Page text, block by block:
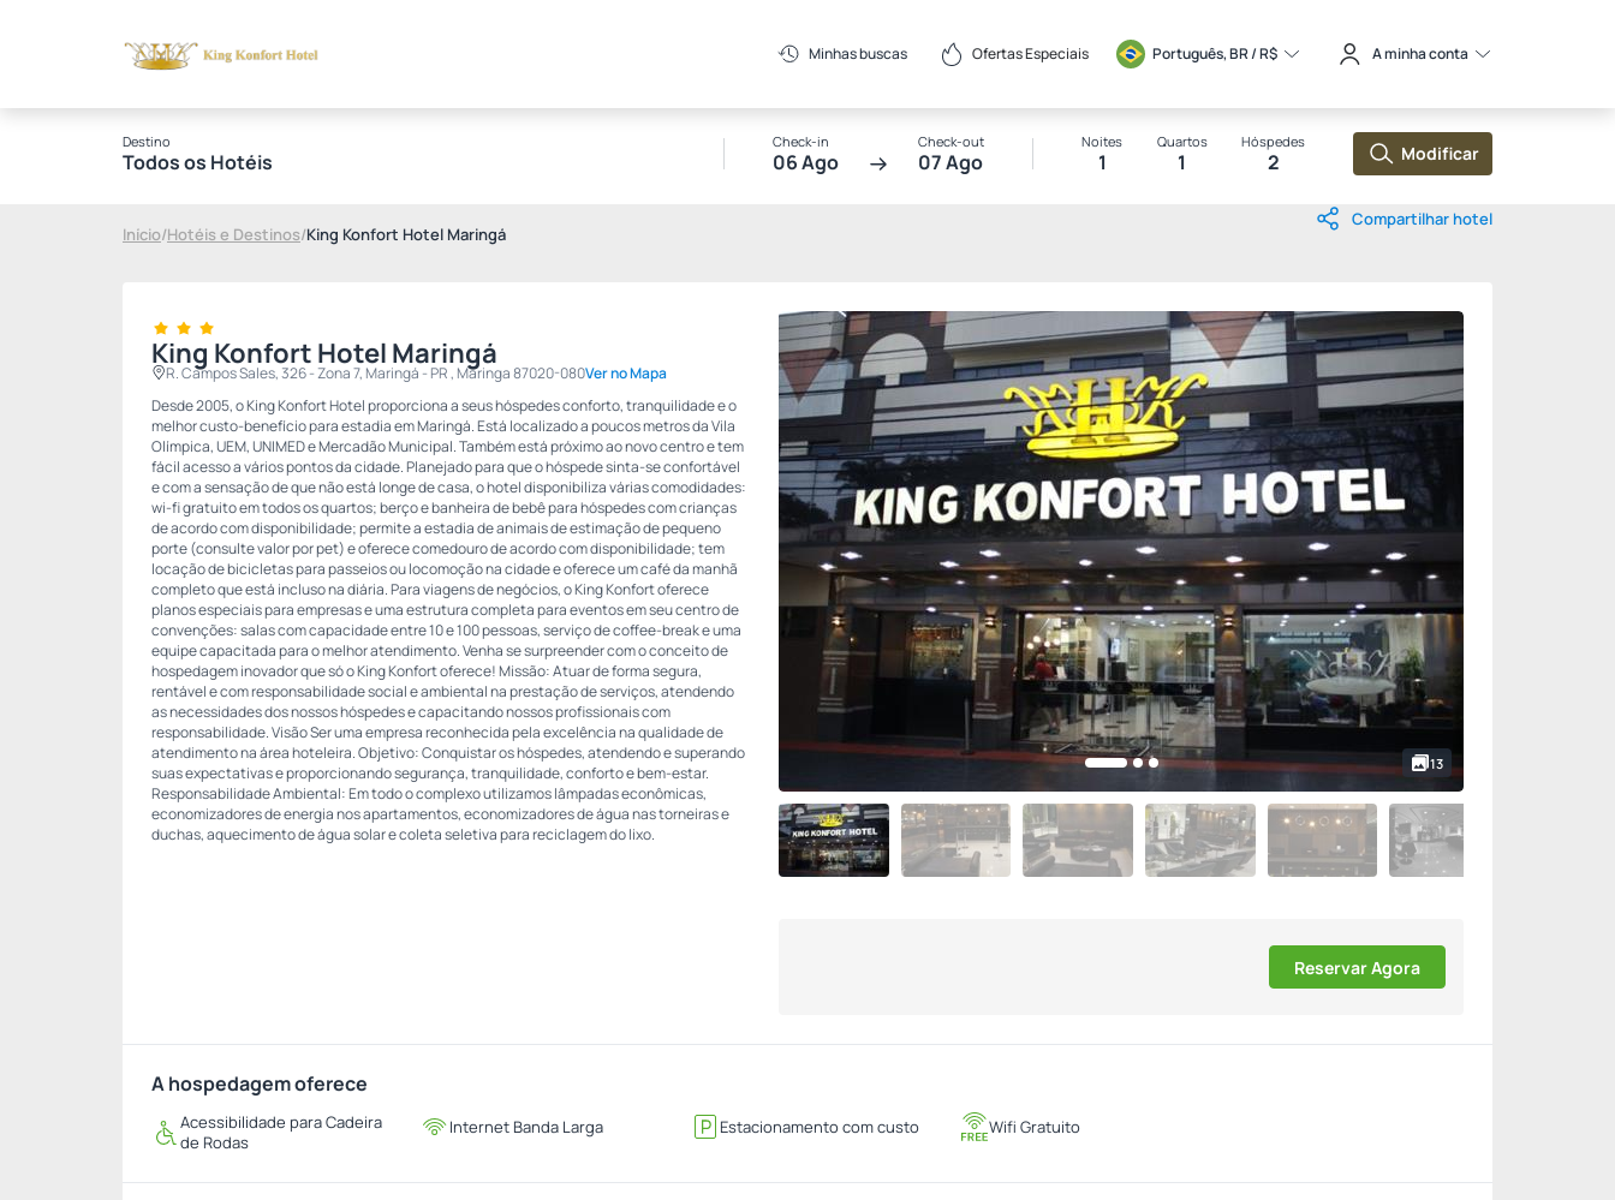
Minhas buscas Ofertas Especiais Português, BR / R$ A minha conta
Destino
Todos os Hotéis
Check-in
06 Ago
Check-out
07 Ago
Noites
1
Quartos
1
Hóspedes
2 Modificar
Início/Hotéis e Destinos/King Konfort Hotel Maringá
Compartilhar hotel
King Konfort Hotel Maringá
R. Campos Sales, 326 - Zona 7, Maringá - PR , Maringa 87020-080Ver no Mapa
Desde 2005, o King Konfort Hotel proporciona a seus hóspedes conforto, tranquilidade e o
melhor custo-benefício para estadia em Maringá. Está localizado a poucos metros da Vila
Olímpica, UEM, UNIMED e Mercadão Municipal. Também está próximo ao novo centro e tem
fácil acesso a vários pontos da cidade. Planejado para que o hóspede sinta-se confortável
e com a sensação de que não está longe de casa, o hotel disponibiliza várias comodidades:
wi-fi gratuito em todos os quartos; berço e banheira de bebê para hóspedes com crianças
de acordo com disponibilidade; permite a estadia de animais de estimação de pequeno
porte (consulte valor por pet) e oferece comedouro de acordo com disponibilidade; tem
locação de bicicletas para passeios ou locomoção na cidade e oferece um café da manhã
completo que está incluso na diária. Para viagens de negócios, o King Konfort oferece
planos especiais para empresas e uma estrutura completa para eventos em seu centro de
convenções: salas com capacidade entre 10 e 100 pessoas, serviço de coffee-break e uma
equipe capacitada para o melhor atendimento. Venha se surpreender com o conceito de
hospedagem inovador que só o King Konfort oferece! Missão: Atuar de forma segura,
rentável e com responsabilidade social e ambiental na prestação de serviços, atendendo
as necessidades dos nossos hóspedes e capacitando nossos profissionais com
responsabilidade. Visão Ser uma empresa reconhecida pela excelência na qualidade de
atendimento na área hoteleira. Objetivo: Conquistar os hóspedes, atendendo e superando
suas expectativas e proporcionando segurança, tranquilidade, conforto e bem-estar.
Responsabilidade Ambiental: Em todo o complexo utilizamos lâmpadas econômicas,
economizadores de energia nos apartamentos, economizadores de água nas torneiras e
duchas, aquecimento de água solar e coleta seletiva para reciclagem do lixo.
13
Reservar Agora
A hospedagem oferece
Acessibilidade para Cadeira
de Rodas
Internet Banda Larga Estacionamento com custo Wifi Gratuito